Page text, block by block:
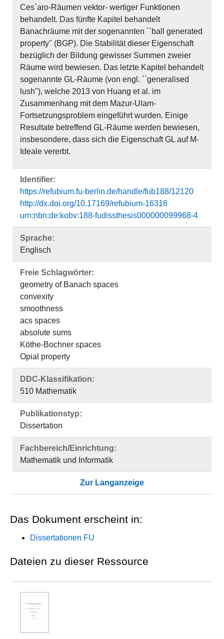
Ces`aro-Räumen vektor- wertiger Funktionen
behandelt. Das fünfte Kapitel behandelt
Banachräume mit der sogenannten ``ball generated
property'' (BGP). Die Stabilität dieser Eigenschaft
bezüglich der Bildung gewisser Summen zweier
Räume wird bewiesen. Das letzte Kapitel behandelt
sogenannte GL-Räume (von engl. ``generalised
lush''), welche 2013 von Huang et al. im
Zusammenhang mit dem Mazur-Ulam-
Fortsetzungsproblem eingeführt wurden. Einige
Resultate betreffend GL-Räume werden bewiesen,
insbesondere, dass sich die Eigenschaft GL auf M-
Ideale vererbt.
Identifier:
https://refubium.fu-berlin.de/handle/fub188/12120
http://dx.doi.org/10.17169/refubium-16318
urn:nbn:de:kobv:188-fudissthesis000000099968-4
Sprache:
Englisch
Freie Schlagwörter:
geometry of Banach spaces
convexity
smoothness
acs spaces
absolute sums
Köthe-Bochner spaces
Opial property
DDC-Klassifikation:
510 Mathematik
Publikationstyp:
Dissertation
Fachbereich/Einrichtung:
Mathematik und Informatik
Zur Langanzeige
Das Dokument erscheint in:
Dissertationen FU
Dateien zu dieser Ressource